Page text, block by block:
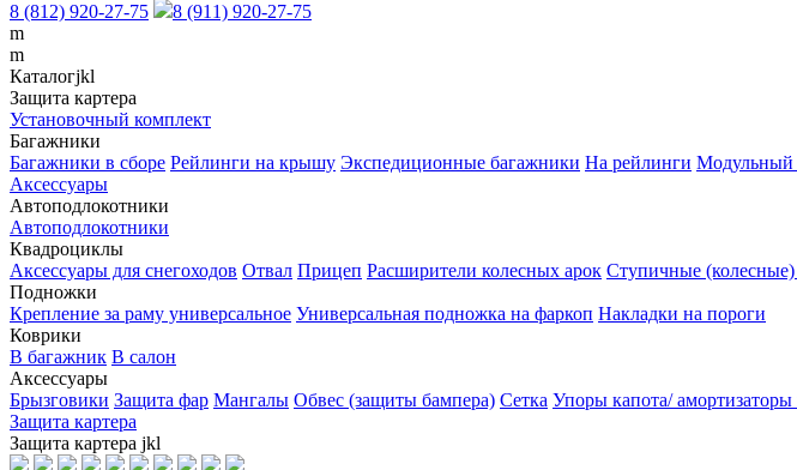
8 (812) 920-27-75
8 (911) 920-27-75
m
m
Каталогjkl
Защита картера
Установочный комплект
Багажники
Багажники в сборе Рейлинги на крышу Экспедиционные багажники На рейлинги Модульный
Аксессуары
Автоподлокотники
Автоподлокотники
Квадроциклы
Аксессуары для снегоходов Отвал Прицеп Расширители колесных арок Ступичные (колесные)
Подножки
Крепление за раму универсальное Универсальная подножка на фаркоп Накладки на пороги
Коврики
В багажник В салон
Аксессуары
Брызговики Защита фар Мангалы Обвес (защиты бампера) Сетка Упоры капота/ амортизаторы
Защита картера
Защита картера jkl